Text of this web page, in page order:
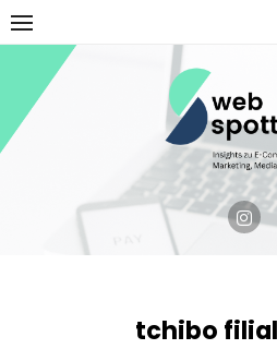
Skip
to
content
tchibo